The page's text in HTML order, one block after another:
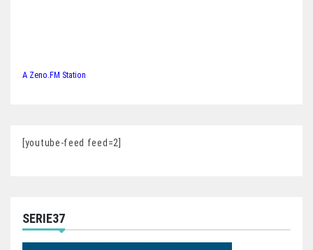
A Zeno.FM Station
[youtube-feed feed=2]
SERIE37